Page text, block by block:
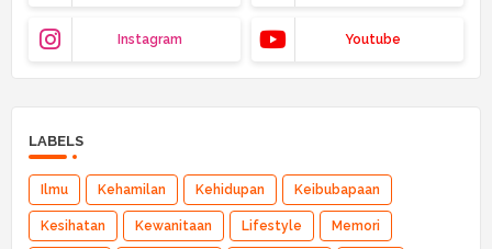
Instagram Youtube
LABELS
Ilmu Kehamilan Kehidupan Keibubapaan
Kesihatan Kewanitaan Lifestyle Memori